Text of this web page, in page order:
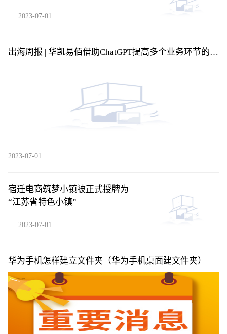
2023-07-01
出海周报 | 华凯易佰借助ChatGPT提高多个业务环节的运
2023-07-01
宿迁电商筑梦小镇被正式授牌为
“江苏省特色小镇”
2023-07-01
华为手机怎样建立文件夹（华为手机桌面建文件夹）